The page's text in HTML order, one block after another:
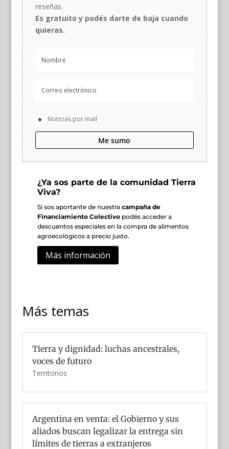
reseñas.
Es gratuito y podés darte de baja cuando
quieras.
Noticias por mail
Me sumo
¿Ya sos parte de la comunidad Tierra
Viva?
Si sos aportante de nuestra campaña de
Financiamiento Colectivopodés acceder a
descuentos especiales en la compra de alimentos
agroecológicos a precio justo.
Más información
Más temas
Tierra y dignidad: luchas ancestrales,
voces de futuro
Territorios
Argentina en venta: el Gobierno y sus
aliados buscan legalizar la entrega sin
límites de tierras a extranjeros